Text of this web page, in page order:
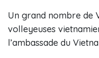
Un grand nombre de
volleyeuses
l’ambassade du